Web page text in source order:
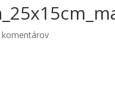
komentárov